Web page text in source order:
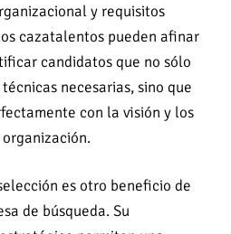
y requisitos
cazatalentos pueden afinar
candidatos que no sólo
necesarias, sino que
con la visión y los
es otro beneficio de
de búsqueda. Su